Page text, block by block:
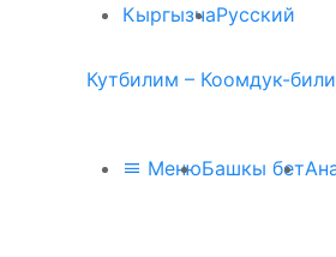
КыргызчаРусский
Кутбилим – Коомдук-
МенюБашкы бет